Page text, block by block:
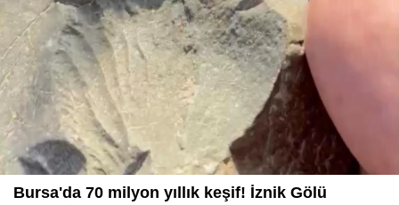
Bursa'da 70 milyon yıllık keşif! İznik Gölü